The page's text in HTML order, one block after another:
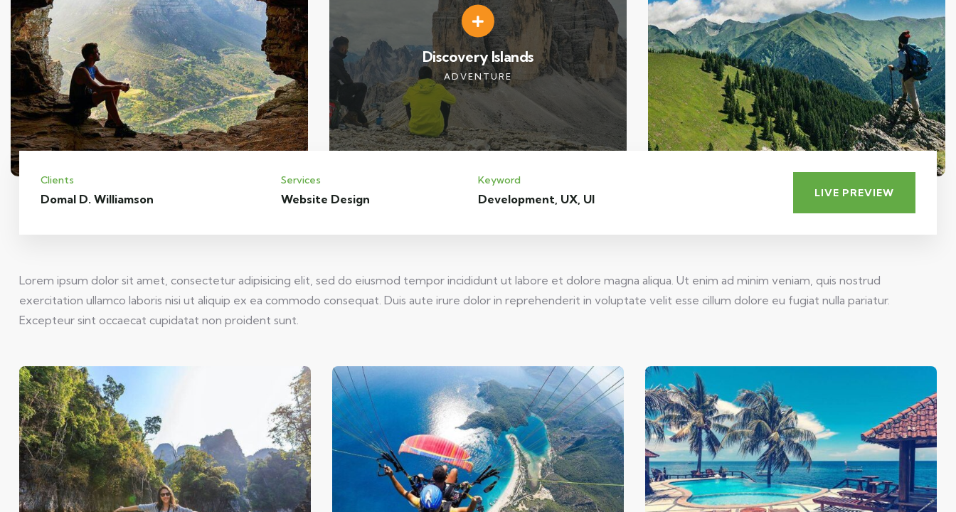
Discovery Islands
ADVENTURE
Clients
Domal D. Williamson
Services
Website Design
Keyword
Development, UX, UI LIVE PREVIEW
Lorem ipsum dolor sit amet, consectetur adipisicing elit, sed do eiusmod tempor incididunt ut labore et dolore magna aliqua. Ut enim ad minim veniam, quis nostrud
exercitation ullamco laboris nisi ut aliquip ex ea commodo consequat. Duis aute irure dolor in reprehenderit in voluptate velit esse cillum dolore eu fugiat nulla pariatur.
Excepteur sint occaecat cupidatat non proident sunt.